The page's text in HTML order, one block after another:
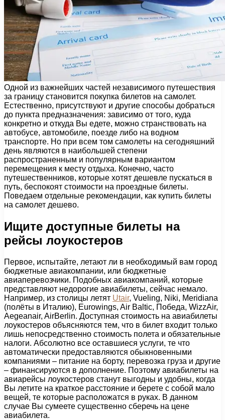
Одной из важнейших частей независимого путешествия
за границу становится покупка билетов на самолет.
Естественно, присутствуют и другие способы добраться
до пункта предназначения: зависимо от того, куда
конкретно и откуда Вы едете, можно странствовать на
автобусе, автомобиле, поезде либо на водном
транспорте. Но при всем том самолеты на сегодняшний
день являются в наибольшей степени
распространенным и популярным вариантом
перемещения к месту отдыха. Конечно, часто
путешественников, которые хотят дешевле пускаться в
путь, беспокоят стоимости на проездные билеты.
Поведаем отдельные рекомендации, как купить билеты
на самолет дешево.
Ищите доступные билеты на
рейсы лоукостеров
Первое, испытайте, летают ли в необходимый вам город
бюджетные авиакомпании, или бюджетные
авиаперевозчики. Подобных авиакомпаний, которые
представляют недорогие авиабилеты, сейчас немало.
Например, из столицы летят Utair, Vueling, Niki, Meridiana
(полёты в Италию), Eurowings, Air Baltic, Победа, WizzAir,
Aegeanair, AirBerlin. Доступная стоимость на авиабилеты
лоукостеров объясняются тем, что в билет входит только
лишь непосредственно стоимость полета и обязательные
налоги. Абсолютно все оставшиеся услуги, те что
автоматически предоставляются обыкновенными
компаниями – питание на борту, перевозка груза и другие
– финансируются в дополнение. Поэтому авиабилеты на
авиарейсы лоукостеров станут выгодны и удобны, когда
Вы летите на краткое расстояние и берете с собой мало
вещей, те которые расположатся в руках. В данном
случае Вы сумеете существенно сберечь на цене
авиабилета.